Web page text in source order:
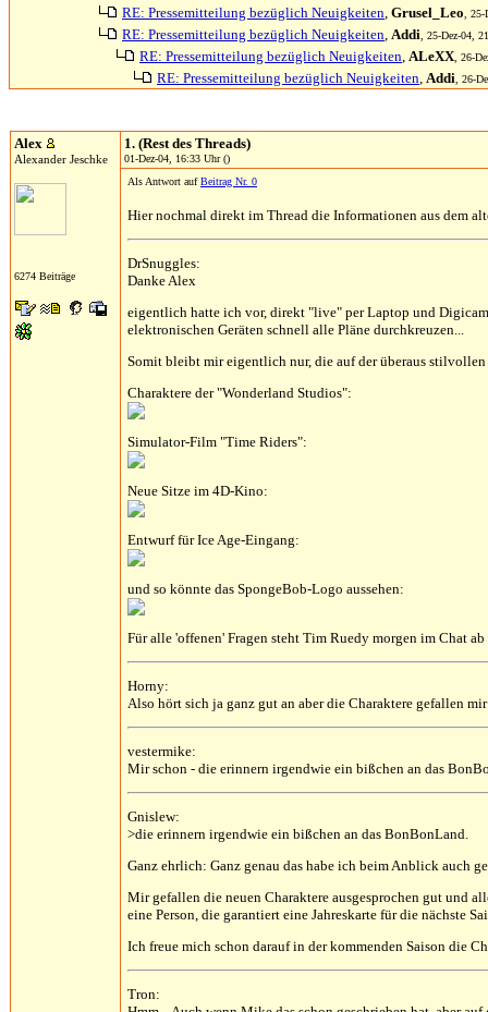
RE: Pressemitteilung bezüglich Neuigkeiten, Grusel_Leo ,
RE: Pressemitteilung bezüglich Neuigkeiten, Addi , 25-Dez-04,
RE: Pressemitteilung bezüglich Neuigkeiten, ALeXX , 26-
RE: Pressemitteilung bezüglich Neuigkeiten, Addi , 26-
Alex
Alexander Jeschke
6274 Beiträge
1. (Rest des Threads)
01-Dez-04, 16:33 Uhr ()
Als Antwort aufBeitrag Nr. 0
Hier nochmal direkt im Thread die Informationen aus dem
DrSnuggles:
Danke Alex
eigentlich hatte ich vor, direkt "live" per Laptop und
elektronischen Geräten schnell alle Pläne durchkreuzen...
Somit bleibt mir eigentlich nur, die auf der überaus
Charaktere der "Wonderland Studios":
Simulator-Film "Time Riders":
Neue Sitze im 4D-Kino:
Entwurf für Ice Age-Eingang:
und so könnte das SpongeBob-Logo aussehen:
Für alle 'offenen' Fragen steht Tim Ruedy morgen im Chat
Horny:
Also hört sich ja ganz gut an aber die Charaktere gefallen
vestermike:
Mir schon - die erinnern irgendwie ein bißchen an das
Gnislew:
>die erinnern irgendwie ein bißchen an das BonBonLand.
Ganz ehrlich: Ganz genau das habe ich beim Anblick auch
Mir gefallen die neuen Charaktere ausgesprochen gut und
eine Person, die garantiert eine Jahreskarte für die nächste
Ich freue mich schon darauf in der kommenden Saison die
Tron: